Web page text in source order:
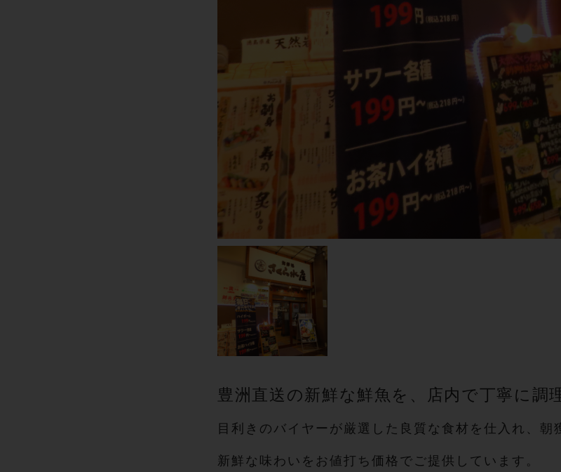
豊洲直送の新鮮な鮮魚を、店内で丁寧に調
目利きのバイヤーが厳選した良質な食材を仕入れ、朝
新鮮な味わいをお値打ち価格でご提供しています。